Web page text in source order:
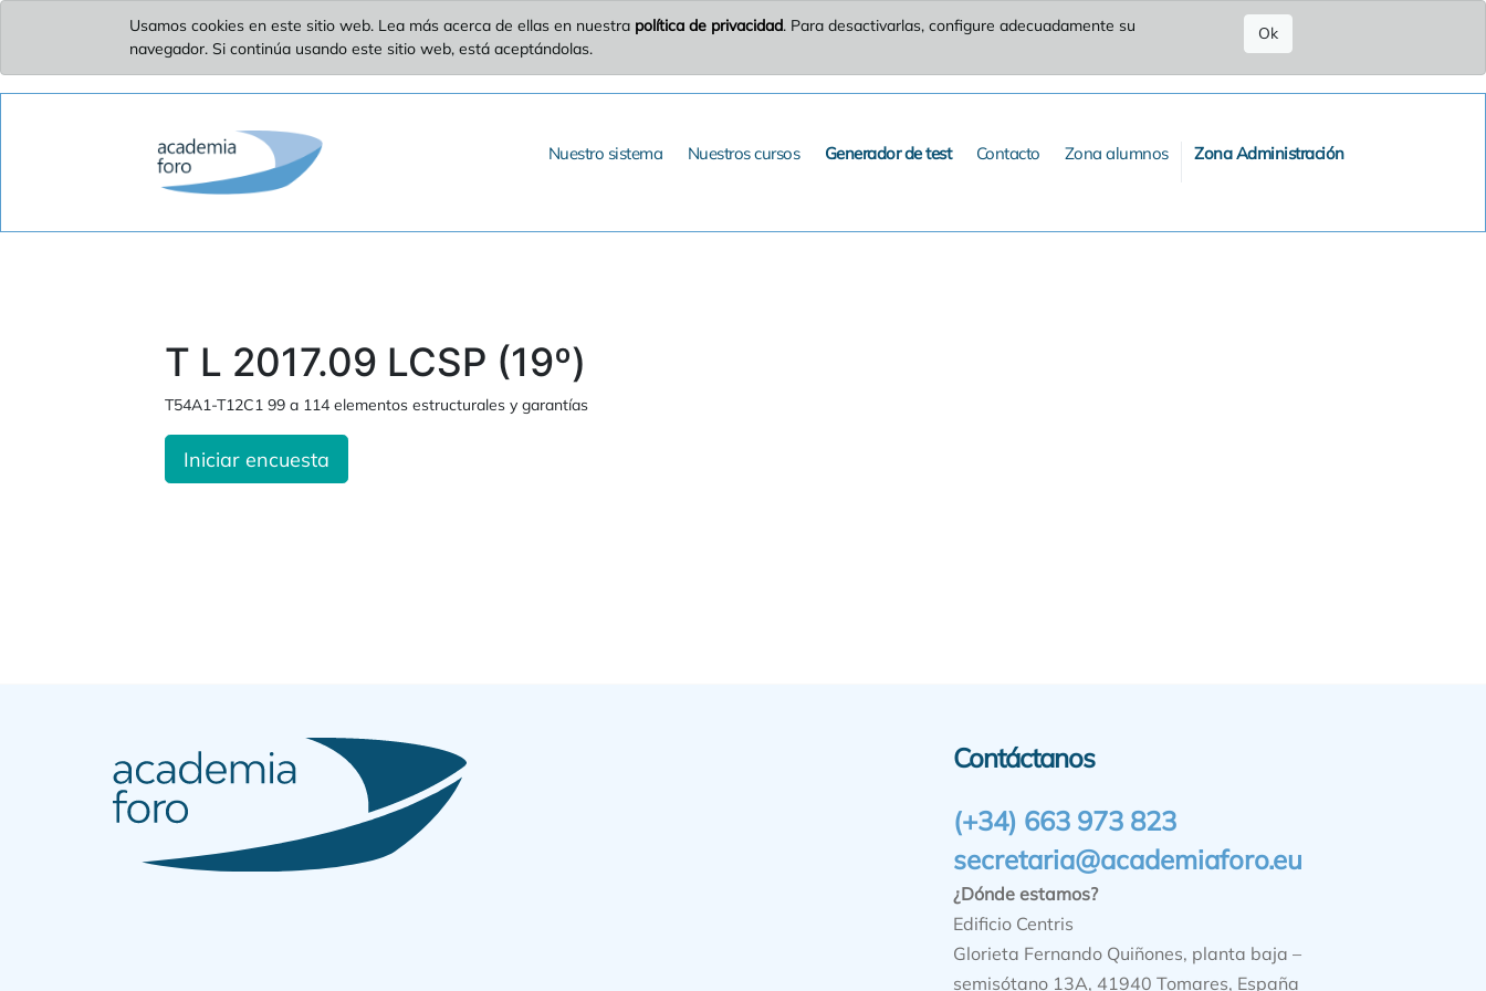
Usamos cookies en este sitio web. Lea más acerca de ellas en nuestra política de privacidad. Para desactivarlas, configure adecuadamente su
navegador. Si continúa usando este sitio web, está aceptándolas.
Ok
Nuestro sistema Nuestros cursos Generador de test Contacto Zona alumnos Zona Administración
T L 2017.09 LCSP (19º)
T54A1-T12C1 99 a 114 elementos estructurales y garantías
Iniciar encuesta
Contáctanos
(+34) 663 973 823
secretaria@academiaforo.eu
¿Dónde estamos?
Edificio Centris
Glorieta Fernando Quiñones, planta baja –
semisótano 13A, 41940 Tomares, España